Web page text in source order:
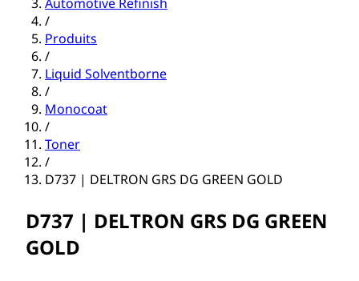
/
Produits
/
Liquid Solventborne
/
Monocoat
/
Toner
/
D737 | DELTRON GRS DG GREEN GOLD
D737 | DELTRON GRS DG GREEN
GOLD